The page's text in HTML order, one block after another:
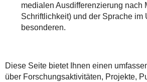
medialen Ausdifferenzierung nach
Schriftlichkeit) und der Sprache im
besonderen.
Diese Seite bietet Ihnen einen
über Forschungsaktivitäten, Projekte,